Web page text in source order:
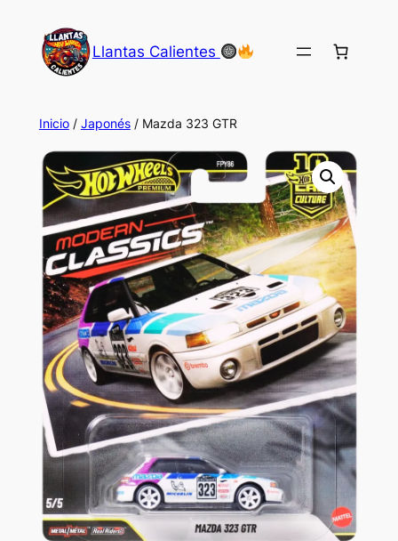
contenido
Llantas Calientes
Inicio/ Japonés/ Mazda 323 GTR